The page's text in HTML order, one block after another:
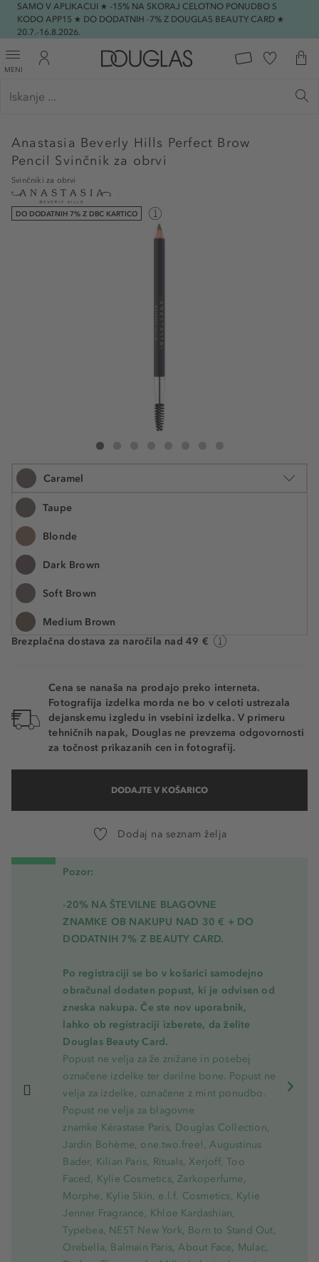
SAMO V APLIKACIJI ★ -15% NA SKORAJ CELOTNO PONUDBO S
KODO APP15 ★ DO DODATNIH -7% Z DOUGLAS BEAUTY CARD ★
20.7.-16.8.2026.
MENI
Anastasia Beverly Hills Perfect Brow
Pencil Svinčnik za obrvi
Svinčniki za obrvi
DO DODATNIH 7% Z DBC KARTICO
Anastasia Beverly Hills Perfect Brow Pencil
Caramel
Taupe
Blonde
Dark Brown
Soft Brown
Medium Brown
Caramel
0.95 g
Na voljo. Dostava: 2 do 5 delovnih dni
Brezplačna dostava za naročila nad 49 €
Cena se nanaša na prodajo preko interneta.
Fotografija izdelka morda ne bo v celoti ustrezala
dejanskemu izgledu in vsebini izdelka. V primeru
tehničnih napak, Douglas ne prevzema odgovornosti
za točnost prikazanih cen in fotografij.
DODAJTE V KOŠARICO
Dodaj na seznam želja
Pozor:
-20% NA ŠTEVILNE BLAGOVNE
ZNAMKE OB NAKUPU NAD 30 € + DO
DODATNIH 7% Z BEAUTY CARD.
Po registraciji se bo v košarici samodejno
obračunal dodaten popust, ki je odvisen od
zneska nakupa. Če ste nov uporabnik,
lahko ob registraciji izberete, da želite
Douglas Beauty Card.
Popust ne velja za že znižane in posebej
označene izdelke ter darilne bone. Popust ne
velja za izdelke, označene z mint ponudbo.
Popust ne velja za blagovne
znamke Kérastase Paris, Douglas Collection,
Jardin Bohème, one.two.free!, Augustinus
Bader, Kilian Paris, Rituals, Xerjoff, Too
Faced, Kylie Cosmetics, Zarkoperfume,
Morphe, Kylie Skin, e.l.f. Cosmetics, Kylie
Jenner Fragrance, Khloe Kardashian,
Typebea, NEST New York, Born to Stand Out,
Orebella, Balmain Paris, About Face, Mulac,